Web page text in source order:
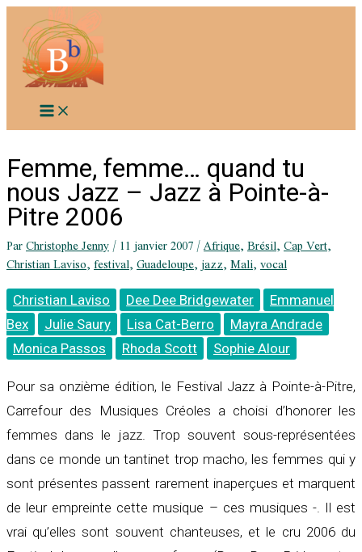
contenu
Femme, femme… quand tu
nous Jazz – Jazz à Pointe-à-
Pitre 2006
ParChristophe Jenny/11 janvier 2007/Afrique,Brésil,Cap Vert,
Christian Laviso,festival,Guadeloupe,jazz,Mali,vocal
Christian Laviso Dee Dee Bridgewater
Emmanuel
Bex
Julie Saury Lisa Cat-Berro
Mayra Andrade
Monica Passos
Rhoda Scott Sophie Alour
Pour sa onzième édition, le Festival Jazz à Pointe-à-Pitre,
Carrefour des Musiques Créoles a choisi d’honorer les
femmes dans le jazz. Trop souvent sous-représentées
dans ce monde un tantinet trop macho, les femmes qui y
sont présentes passent rarement inaperçues et marquent
de leur empreinte cette musique – ces musiques -. Il est
vrai qu’elles sont souvent chanteuses, et le cru 2006 du